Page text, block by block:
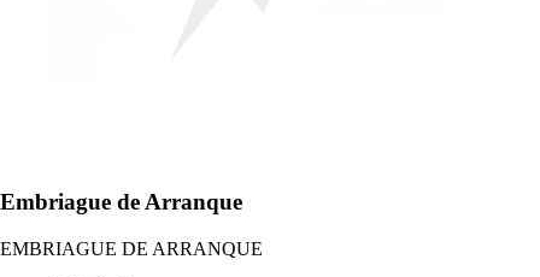
Embriague de Arranque
EMBRIAGUE DE ARRANQUE